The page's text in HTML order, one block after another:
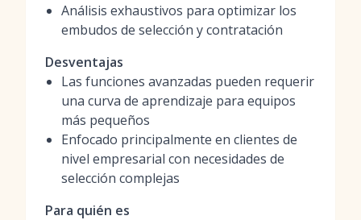
Análisis exhaustivos para optimizar los
embudos de selección y contratación
Desventajas
Las funciones avanzadas pueden requerir
una curva de aprendizaje para equipos
más pequeños
Enfocado principalmente en clientes de
nivel empresarial con necesidades de
selección complejas
Para quién es